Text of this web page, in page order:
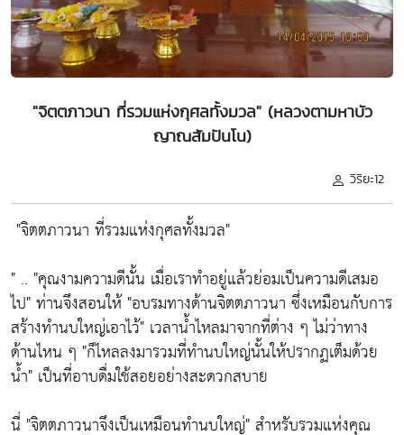
"จิตตภาวนา ที่รวมแห่งกุศลทั้งมวล" (หลวงตามหาบัว
ญาณสัมปันโน)
วิริยะ12
"จิตตภาวนา ที่รวมแห่งกุศลทั้งมวล"
" .. "คุณงามความดีนั้น เมื่อเราทำอยู่แล้วย่อมเป็นความดีเสมอ
ไป"ท่านจึงสอนให้"อบรมทางด้านจิตตภาวนา ซึ่งเหมือนกับการ
สร้างทำนบใหญ่เอาไว้" เวลาน้ำไหลมาจากที่ต่าง ๆ ไม่ว่าทาง
ด้านไหน ๆ "ก็ไหลลงมารวมที่ทำนบใหญ่นั้นให้ปรากฏเต็มด้วย
น้ำ" เป็นที่อาบดื่มใช้สอยอย่างสะดวกสบาย
นี่ "จิตตภาวนาจึงเป็นเหมือนทำนบใหญ่"สำหรับรวมแห่งคุณ